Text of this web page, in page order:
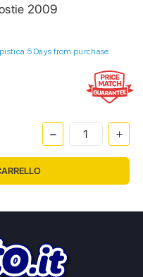
2009
5 Days from purchase